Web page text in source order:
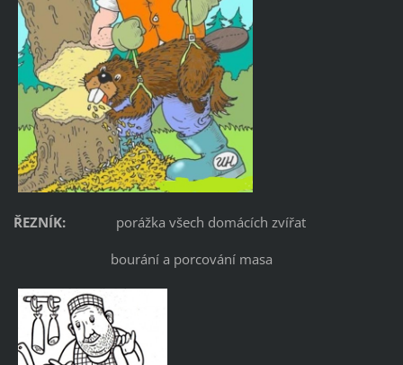
ŘEZNÍK: porážka všech domácích zvířat
bourání a porcování masa